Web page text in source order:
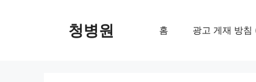
청병원 홈 광고 게재 방